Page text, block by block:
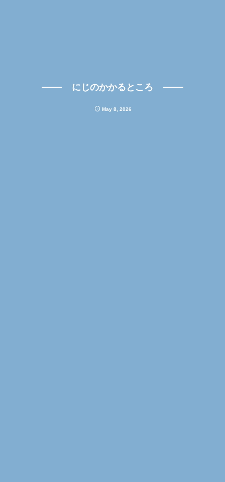
にじのかかるところ
May 8, 2026